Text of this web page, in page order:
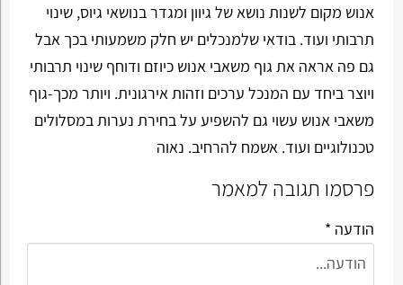
אנוש מקום לשנות נושא של גיוון ומגדר בנושאי גיוס, שינוי
תרבותי ועוד. בודאי שלמנכלים יש חלק משמעותי בכך אבל
גם פה אראה את גוף משאבי אנוש כיוזם ודוחף שינוי תרבותי
ויוצר ביחד עם המנכל ערכים וזהות אירגונית. ויותר מכך-גוף
משאבי אנוש עשוי גם להשפיע על בחירת נערות במסלולים
טכנולוגיים ועוד. אשמח להרחיב. נאוה
פרסמו תגובה למאמר
הודעה *